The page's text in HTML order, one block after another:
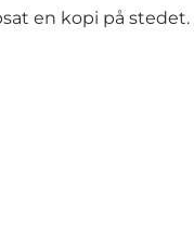
en kopi på stedet.